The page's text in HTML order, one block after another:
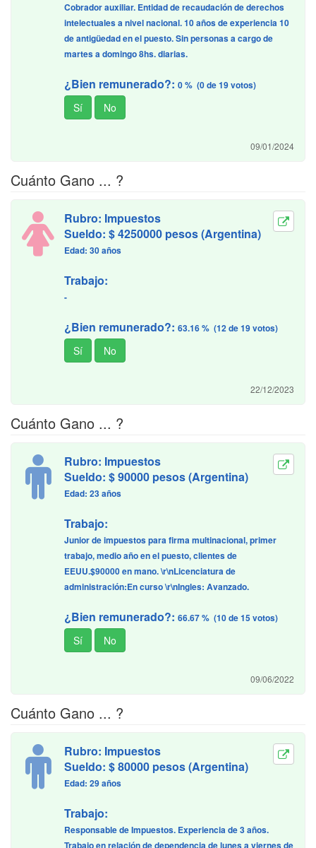
Cobrador auxiliar. Entidad de recaudación de derechos
intelectuales a nivel nacional. 10 años de experiencia 10
de antigüedad en el puesto. Sin personas a cargo de
martes a domingo 8hs. diarias.
¿Bien remunerado?: 0 % (0 de 19 votos)
09/01/2024
Cuánto Gano ... ?
Rubro: Impuestos
Sueldo: $ 4250000 pesos (Argentina)
Edad: 30 años
Trabajo:
-
¿Bien remunerado?: 63.16 % (12 de 19 votos)
22/12/2023
Cuánto Gano ... ?
Rubro: Impuestos
Sueldo: $ 90000 pesos (Argentina)
Edad: 23 años
Trabajo:
Junior de impuestos para firma multinacional, primer
trabajo, medio año en el puesto, clientes de
EEUU.$90000 en mano. \r\nLicenciatura de
administración:En curso \r\nIngles: Avanzado.
¿Bien remunerado?: 66.67 % (10 de 15 votos)
09/06/2022
Cuánto Gano ... ?
Rubro: Impuestos
Sueldo: $ 80000 pesos (Argentina)
Edad: 29 años
Trabajo:
Responsable de Impuestos. Experiencia de 3 años.
Trabajo en relación de dependencia de lunes a viernes de